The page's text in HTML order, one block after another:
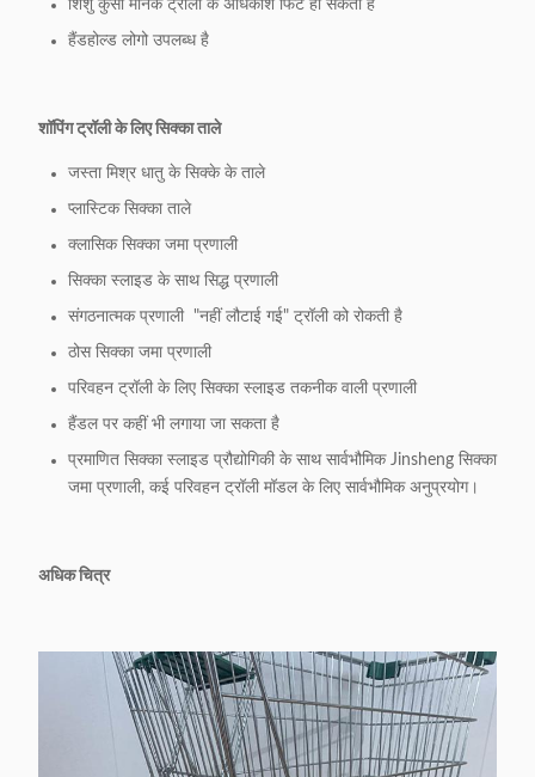
शिशु कुर्सी मानक ट्रॉली के अधिकांश फिट हो सकता है
हैंडहोल्ड लोगो उपलब्ध है
शॉपिंग ट्रॉली के लिए सिक्का ताले
जस्ता मिश्र धातु के सिक्के के ताले
प्लास्टिक सिक्का ताले
क्लासिक सिक्का जमा प्रणाली
सिक्का स्लाइड के साथ सिद्ध प्रणाली
संगठनात्मक प्रणाली ️ "नहीं लौटाई गई" ट्रॉली को रोकती है
ठोस सिक्का जमा प्रणाली
परिवहन ट्रॉली के लिए सिक्का स्लाइड तकनीक वाली प्रणाली
हैंडल पर कहीं भी लगाया जा सकता है
प्रमाणित सिक्का स्लाइड प्रौद्योगिकी के साथ सार्वभौमिक Jinsheng सिक्का
जमा प्रणाली, कई परिवहन ट्रॉली मॉडल के लिए सार्वभौमिक अनुप्रयोग।
अधिक चित्र